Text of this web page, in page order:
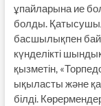
ұпайларына ие
болды.
басшылықпен
күнделікті
қызметін,
ықыласты және
білді.